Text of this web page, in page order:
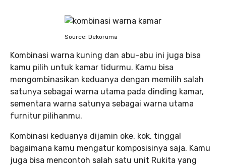
Source: Dekoruma
Kombinasi warna kuning dan abu-abu ini juga bisa
kamu pilih untuk kamar tidurmu. Kamu bisa
mengombinasikan keduanya dengan memilih salah
satunya sebagai warna utama pada dinding kamar,
sementara warna satunya sebagai warna utama
furnitur pilihanmu.
Kombinasi keduanya dijamin oke, kok, tinggal
bagaimana kamu mengatur komposisinya saja. Kamu
juga bisa mencontoh salah satu unit Rukita yang